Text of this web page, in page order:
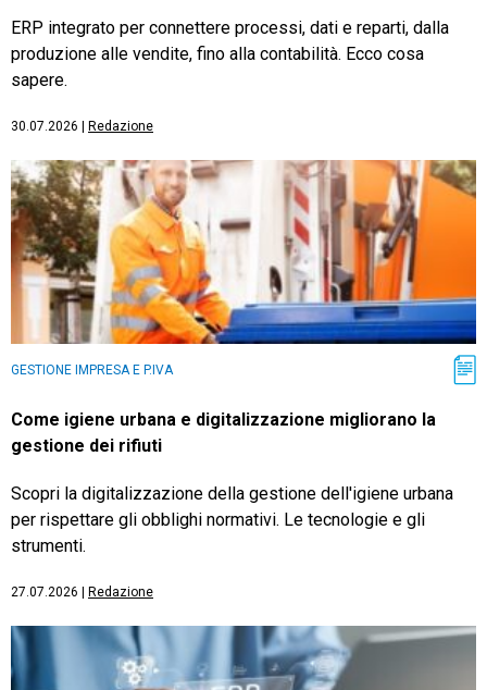
ERP integrato per connettere processi, dati e reparti, dalla
produzione alle vendite, fino alla contabilità. Ecco cosa
sapere.
30.07.2026 Redazione
GESTIONE IMPRESA E P.IVA
Come igiene urbana e digitalizzazione migliorano la
gestione dei rifiuti
Scopri la digitalizzazione della gestione dell'igiene urbana
per rispettare gli obblighi normativi. Le tecnologie e gli
strumenti.
27.07.2026 Redazione